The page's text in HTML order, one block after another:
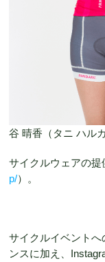
谷 晴香（タニ ハル
サイクルウェアの提
p/）。
サイクルイベント
ンスに加え、